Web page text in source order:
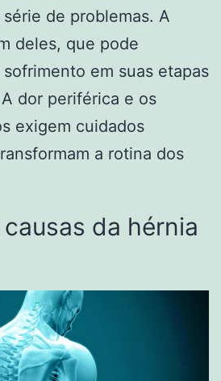
de problemas. A
deles, que pode
em suas etapas
A dor periférica e os
exigem cuidados
a rotina dos
da hérnia